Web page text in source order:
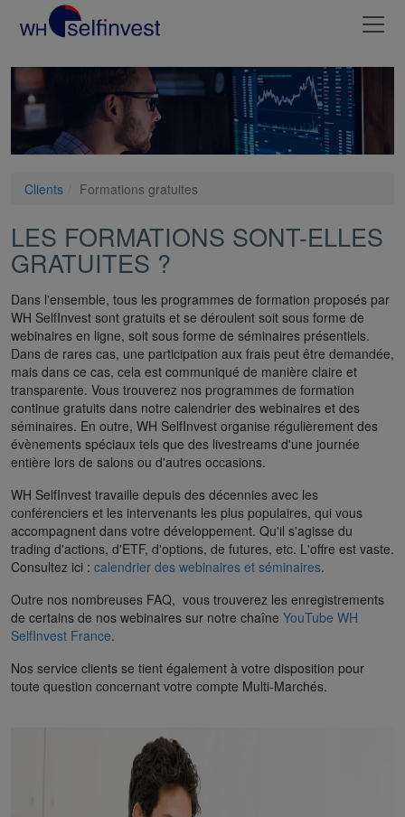
Clients Formations gratuites
LES FORMATIONS SONT-ELLES
GRATUITES ?
Dans l'ensemble, tous les programmes de formation proposés par
WH SelfInvest sont gratuits et se déroulent soit sous forme de
webinaires en ligne, soit sous forme de séminaires présentiels.
Dans de rares cas, une participation aux frais peut être demandée,
mais dans ce cas, cela est communiqué de manière claire et
transparente. Vous trouverez nos programmes de formation
continue gratuits dans notre calendrier des webinaires et des
séminaires. En outre, WH SelfInvest organise régulièrement des
évènements spéciaux tels que des livestreams d'une journée
entière lors de salons ou d'autres occasions.
WH SelfInvest travaille depuis des décennies avec les
conférenciers et les intervenants les plus populaires, qui vous
accompagnent dans votre développement. Qu'il s'agisse du
trading d'actions, d'ETF, d'options, de futures, etc. L'offre est vaste.
Consultez ici : calendrier des webinaires et séminaires.
Outre nos nombreuses FAQ, vous trouverez les enregistrements
de certains de nos webinaires sur notre chaîne YouTube WH
SelfInvest France.
Nos service clients se tient également à votre disposition pour
toute question concernant votre compte Multi-Marchés.